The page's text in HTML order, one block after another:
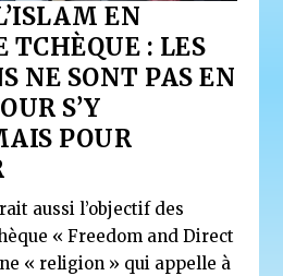
EN
TCHÈQUE : LES
NE SONT PAS EN
S’Y
POUR
aussi l’objectif des
« Freedom and Direct
« religion » qui appelle à